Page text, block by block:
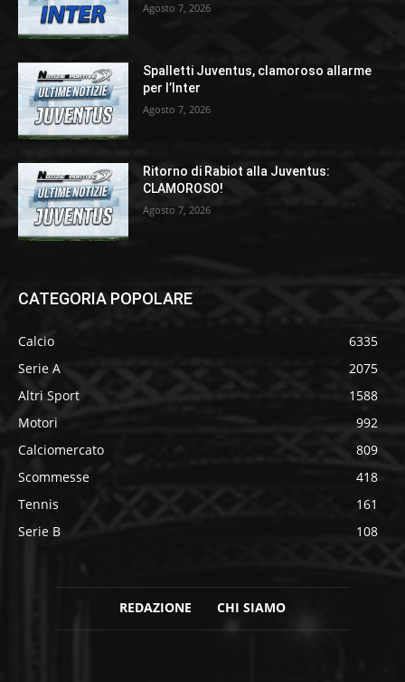
Agosto 7, 2026
Spalletti Juventus, clamoroso allarme
per l’Inter
Agosto 7, 2026
Ritorno di Rabiot alla Juventus:
CLAMOROSO!
Agosto 7, 2026
CATEGORIA POPOLARE
Calcio
6335
Serie A
2075
Altri Sport
1588
Motori
992
Calciomercato
809
Scommesse
418
Tennis
161
Serie B
108
REDAZIONE CHI SIAMO